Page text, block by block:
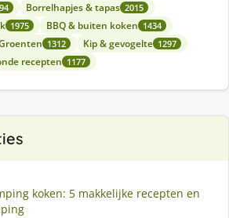
Borrelhapjes & tapas 2015
1975 BBQ & buiten koken 1434
1312 Kip & gevogelte 1297
recepten 1177
koken: 5 makkelijke recepten en